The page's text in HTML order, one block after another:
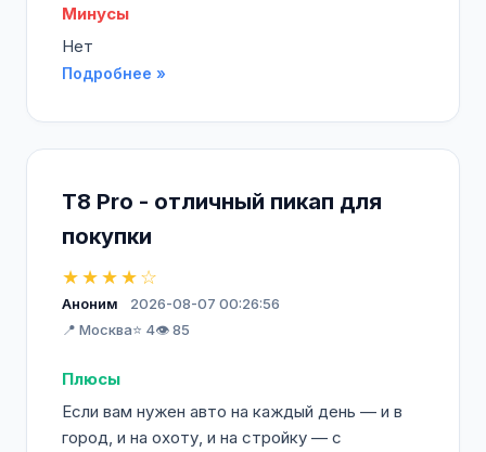
Минусы
Нет
Подробнее »
T8 Pro - отличный пикап для
покупки
★★★★☆
Аноним
2026-08-07 00:26:56
📍 Москва⭐ 4👁️ 85
Плюсы
Если вам нужен авто на каждый день — и в
город, и на охоту, и на стройку — с